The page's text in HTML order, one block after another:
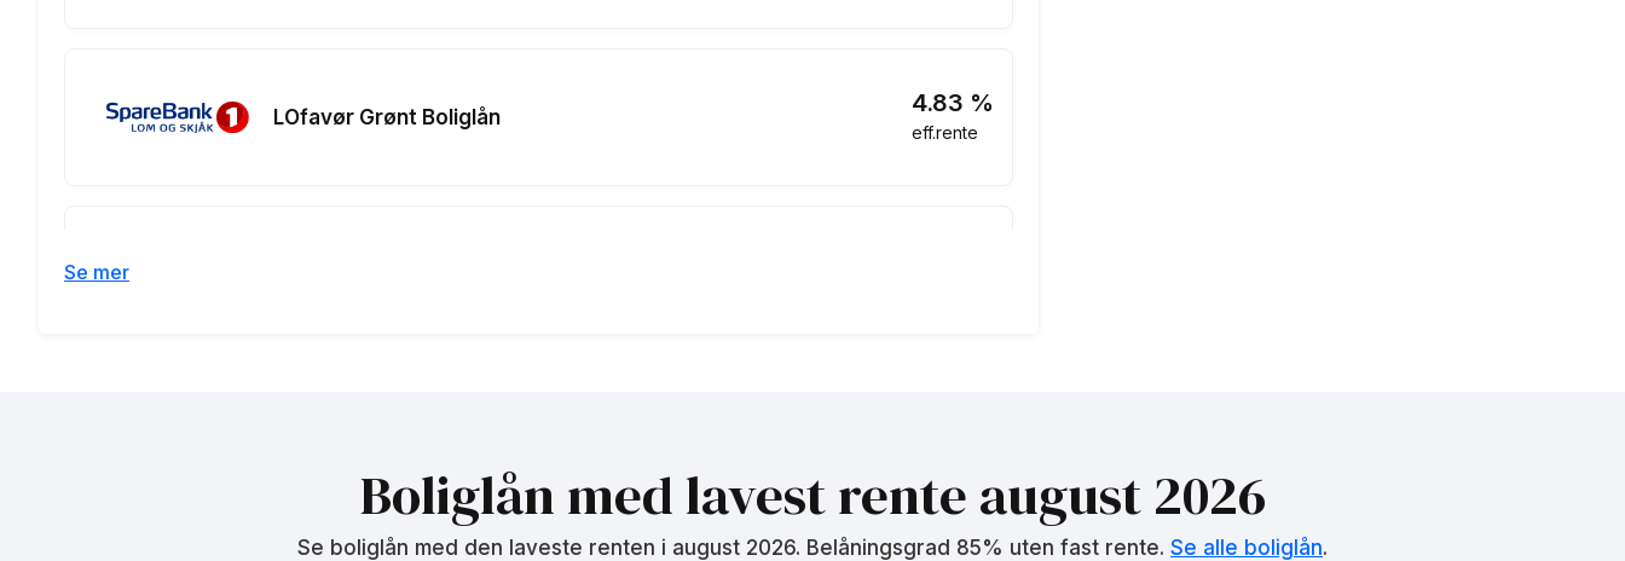
LOfavør Grønt Boliglån
4.83 %
eff.rente
Se mer
Boliglån med lavest renteaugust 2026
Se boliglån med den laveste renten i august 2026. Belåningsgrad 85% uten fast rente. Se alle boliglån.